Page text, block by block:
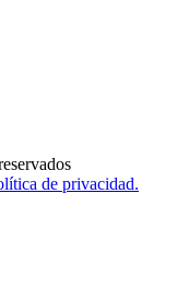
de privacidad.